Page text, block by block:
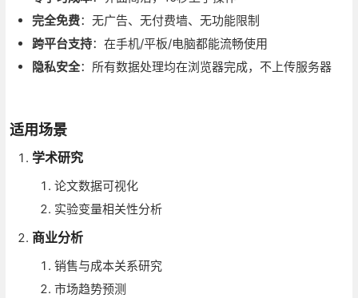
完全免费：无广告、无付费墙、无功能限制
跨平台支持：在手机/平板/电脑都能流畅使用
隐私安全：所有数据处理均在浏览器完成，不上传服务器
适用场景
学术研究
论文数据可视化
实验变量相关性分析
商业分析
销售与成本关系研究
市场趋势预测